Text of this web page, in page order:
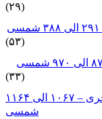
(۲۹)
(۵۳)
(۳۳)
قرن دوازده هجری – ۱۰۶۷ الی ۱۱۶۴
شمسی